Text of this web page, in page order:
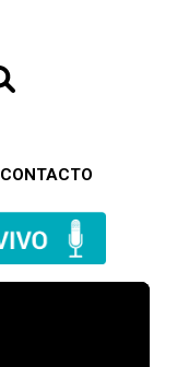
CONTACTO